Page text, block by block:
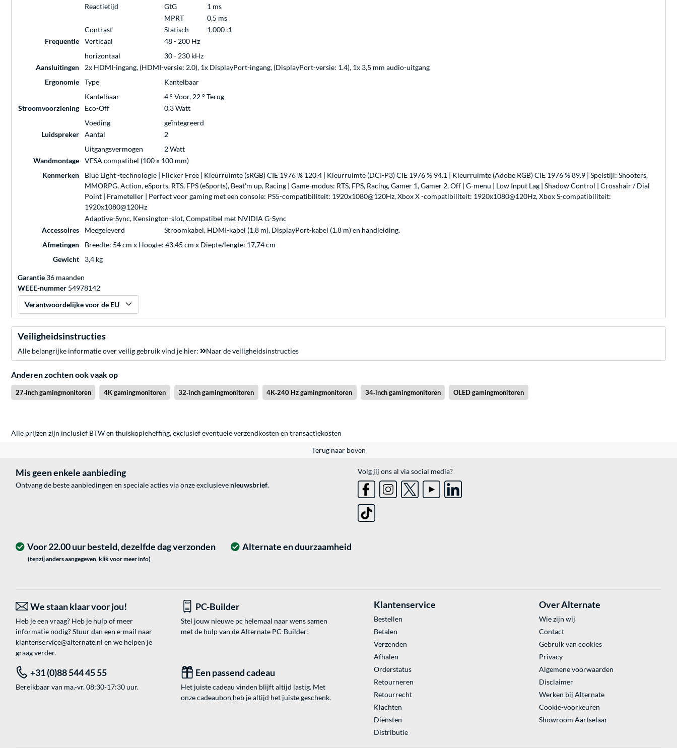
Reactietijd
GtG
1 ms
MPRT
0,5 ms
Contrast
Statisch
1.000 :1
Frequentie
Verticaal
48 - 200 Hz
horizontaal
30 - 230 kHz
Aansluitingen
2x HDMI-ingang, (HDMI-versie: 2.0), 1x DisplayPort-ingang, (DisplayPort-versie: 1.4), 1x 3,5 mm audio-uitgang
Ergonomie
Type
Kantelbaar
Kantelbaar
4 ° Voor, 22 ° Terug
Stroomvoorziening
Eco-Off
0,3 Watt
Voeding
geïntegreerd
Luidspreker
Aantal
2
Uitgangsvermogen
2 Watt
Wandmontage
VESA compatibel (100 x 100 mm)
Kenmerken
Blue Light -technologie | Flicker Free | Kleurruimte (sRGB) CIE 1976 % 120.4 | Kleurruimte (DCI-P3) CIE 1976 % 94.1 | Kleurruimte (Adobe RGB) CIE 1976 % 89.9 | Spelstijl: Shooters,
MMORPG, Action, eSports, RTS, FPS (eSports), Beat'm up, Racing | Game-modus: RTS, FPS, Racing, Gamer 1, Gamer 2, Off | G-menu | Low Input Lag | Shadow Control | Crosshair / Dial
Point | Frameteller | Perfect voor gaming met een console: PS5-compatibiliteit: 1920x1080@120Hz, Xbox X -compatibiliteit: 1920x1080@120Hz, Xbox S-compatibiliteit:
1920x1080@120Hz
Adaptive-Sync, Kensington-slot, Compatibel met NVIDIA G-Sync
Accessoires
Meegeleverd
Stroomkabel, HDMI-kabel (1.8 m), DisplayPort-kabel (1.8 m) en handleiding.
Afmetingen
Breedte: 54 cm x Hoogte: 43,45 cm x Diepte/lengte: 17,74 cm
Gewicht
3,4 kg
Garantie 36 maanden
WEEE-nummer 54978142
Verantwoordelijke voor de EU
Veiligheidsinstructies
Alle belangrijke informatie over veilig gebruik vind je hier: Naar de veiligheidsinstructies
Anderen zochten ook vaak op
27‑inch gamingmonitoren 4K gamingmonitoren 32‑inch gamingmonitoren 4K‑240 Hz gamingmonitoren 34‑inch gamingmonitoren OLED gamingmonitoren
Alle prijzen zijn inclusief BTW en thuiskopieheffing, exclusief eventueleverzendkosten en transactiekosten
Terug naar boven
Mis geen enkele aanbieding
Ontvang de beste aanbiedingen en speciale acties via onze exclusieve nieuwsbrief.
Volg jij ons al via social media?
Alternate en duurzaamheid
Voor 22.00 uur besteld, dezelfde dag verzonden
(tenzij anders aangegeven, klik voor meer info)
We staan klaar voor jou!
Heb je een vraag? Heb je hulp of meer
informatie nodig? Stuur dan een e-mail naar
klantenservice@alternate.nl en we helpen je
graag verder.
PC-Builder
Stel jouw nieuwe pc helemaal naar wens samen
met de hulp van de Alternate PC-Builder!
+31 (0)88 544 45 55
Bereikbaar van ma.-vr. 08:30-17:30 uur.
Een passend cadeau
Het juiste cadeau vinden blijft altijd lastig. Met
onze cadeaubon heb je altijd het juiste geschenk.
Klantenservice
Bestellen
Betalen
Verzenden
Afhalen
Orderstatus
Retourneren
Retourrecht
Klachten
Diensten
Distributie
Over Alternate
Wie zijn wij
Contact
Gebruik van cookies
Privacy
Algemene voorwaarden
Disclaimer
Werken bij Alternate
Cookie-voorkeuren
Showroom Aartselaar